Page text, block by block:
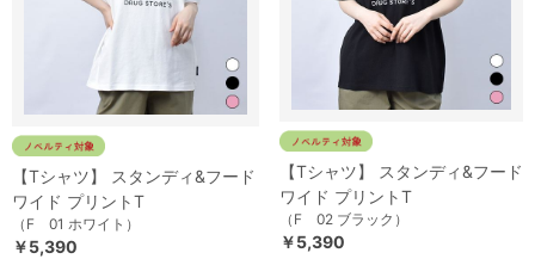
【Tシャツ】 スタンディ&フード
ワイド プリントT
（F 01 ホワイト）
￥5,390
【Tシャツ】 スタンディ&フード
ワイド プリントT
（F 02 ブラック）
￥5,390